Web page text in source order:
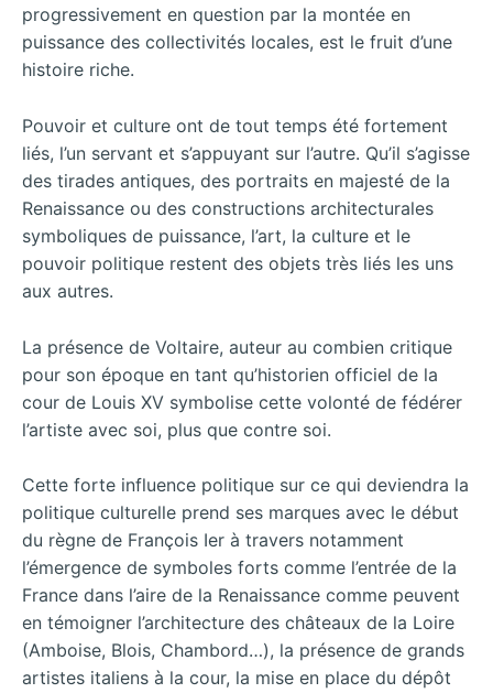
progressivement en question par la montée en
puissance des collectivités locales, est le fruit d’une
histoire riche.
Pouvoir et culture ont de tout temps été fortement
liés, l’un servant et s’appuyant sur l’autre. Qu’il s’agisse
des tirades antiques, des portraits en majesté de la
Renaissance ou des constructions architecturales
symboliques de puissance, l’art, la culture et le
pouvoir politique restent des objets très liés les uns
aux autres.
La présence de Voltaire, auteur au combien critique
pour son époque en tant qu’historien officiel de la
cour de Louis XV symbolise cette volonté de fédérer
l’artiste avec soi, plus que contre soi.
Cette forte influence politique sur ce qui deviendra la
politique culturelle prend ses marques avec le début
du règne de François Ier à travers notamment
l’émergence de symboles forts comme l’entrée de la
France dans l’aire de la Renaissance comme peuvent
en témoigner l’architecture des châteaux de la Loire
(Amboise, Blois, Chambord…), la présence de grands
artistes italiens à la cour, la mise en place du dépôt